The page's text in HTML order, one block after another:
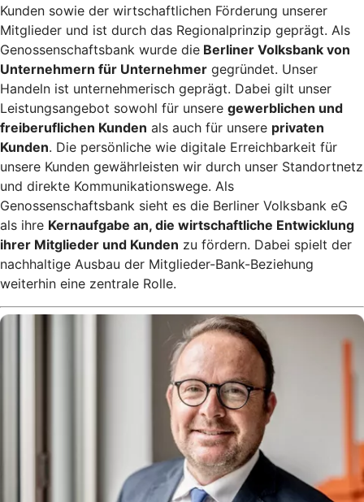
Kunden sowie der wirtschaftlichen Förderung unserer
Mitglieder und ist durch das Regionalprinzip geprägt. Als
Genossenschaftsbank wurde die Berliner Volksbank von
Unternehmern für Unternehmer gegründet. Unser
Handeln ist unternehmerisch geprägt. Dabei gilt unser
Leistungsangebot sowohl für unsere gewerblichen und
freiberuflichen Kunden als auch für unsere privaten
Kunden. Die persönliche wie digitale Erreichbarkeit für
unsere Kunden gewährleisten wir durch unser Standortnetz
und direkte Kommunikationswege. Als
Genossenschaftsbank sieht es die Berliner Volksbank eG
als ihre Kernaufgabe an, die wirtschaftliche Entwicklung
ihrer Mitglieder und Kunden zu fördern. Dabei spielt der
nachhaltige Ausbau der Mitglieder-Bank-Beziehung
weiterhin eine zentrale Rolle.